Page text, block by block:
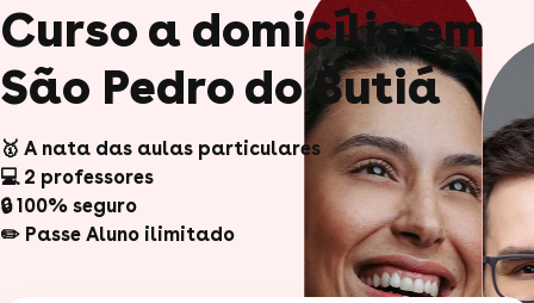
Curso a domicílio em
São Pedro do Butiá
🥇 A nata das aulas particulares
💻 2 professores
🔒 100% seguro
✏️ Passe Aluno ilimitado